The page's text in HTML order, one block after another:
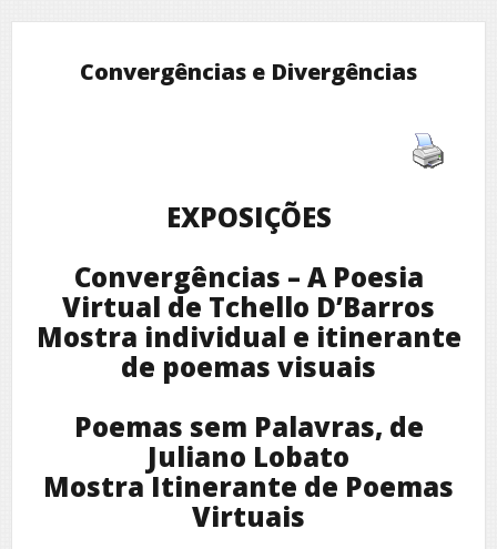
Convergências e Divergências
EXPOSIÇÕES
Convergências – A Poesia
Virtual de Tchello D’Barros
Mostra individual e itinerante
de poemas visuais
Poemas sem Palavras, de
Juliano Lobato
Mostra Itinerante de Poemas
Virtuais